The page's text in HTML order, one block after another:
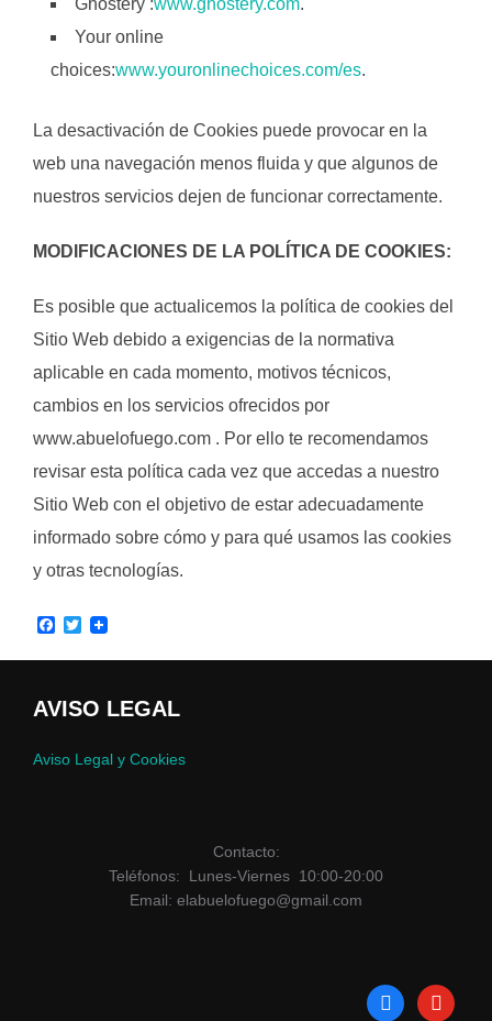
Ghostery :www.ghostery.com.
Your online
choices:www.youronlinechoices.com/es.
La desactivación de Cookies puede provocar en la
web una navegación menos fluida y que algunos de
nuestros servicios dejen de funcionar correctamente.
MODIFICACIONES DE LA POLÍTICA DE COOKIES:
Es posible que actualicemos la política de cookies del
Sitio Web debido a exigencias de la normativa
aplicable en cada momento, motivos técnicos,
cambios en los servicios ofrecidos por
www.abuelofuego.com . Por ello te recomendamos
revisar esta política cada vez que accedas a nuestro
Sitio Web con el objetivo de estar adecuadamente
informado sobre cómo y para qué usamos las cookies
y otras tecnologías.
c
o
T
i
e
AVISO LEGAL
Aviso Legal y Cookies
Contacto:
Teléfonos: Lunes-Viernes 10:00-20:00
Email: elabuelofuego@gmail.com
facebookyoutube